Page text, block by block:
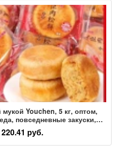
Youchen, 5 кг, оптом,
повседневные закуски,
массовые закуски оптом
220.41 руб.